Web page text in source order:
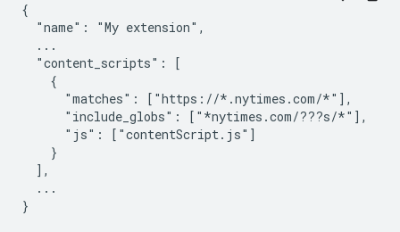
{
  "name": "My extension",
  ...
  "content_scripts": [
    {
      "matches": ["https://*.nytimes.com/*"],
      "include_globs": ["*nytimes.com/???s/*"],
      "js": ["contentScript.js"]
    }
  ],
  ...